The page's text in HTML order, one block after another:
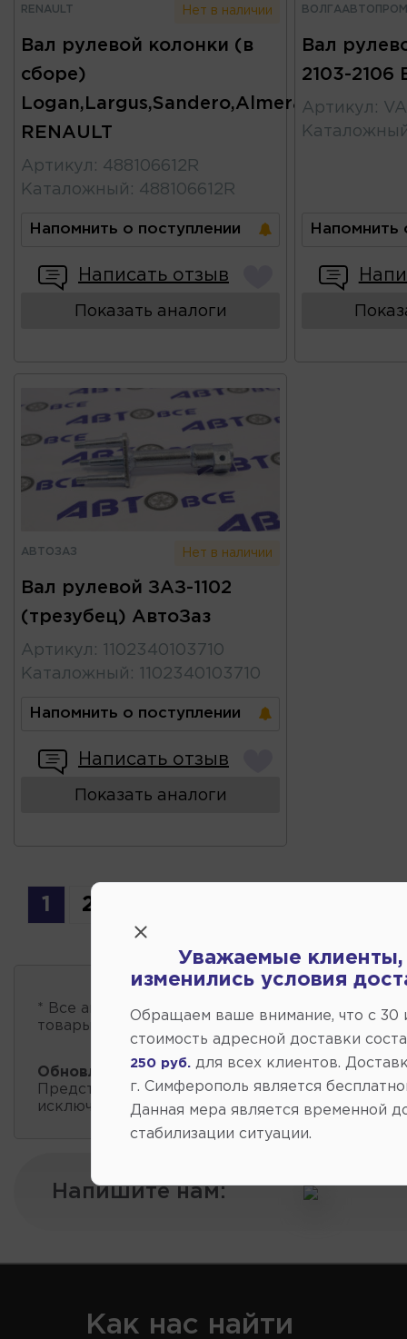
RENAULT Нет в наличии
Вал рулевой колонки (в
сборе)
Logan,Largus,Sandero,Almera
RENAULT
Артикул : 488106612R
Каталожный : 488106612R
Напомнить о поступлении
Написать отзыв
Показать аналоги
ВОЛГААВТОПРОМ
Вал
2103-2106
Артикул :
Напомнить
АВТОЗАЗ Нет в наличии
Вал рулевой ЗАЗ-1102
(трезубец) АвтоЗаз
Артикул :
1102340103710
Каталожный : 1102340103710
Напомнить о поступлении
Написать отзыв
Показать аналоги
1 2
* Все автозапчасти
,
товары проходит несколько раз в сутки.
Обновление остатков и цен:
10:40 2026-08-08
Представленные данные о запчастях на этой
исключительно информационный характер.
Напишите нам:
Как нас найти
Уважаемые клиенты,
изменились условия
Обращаем ваше внимание, что c 30
стоимость адресной доставки
250 руб.
для всех клиентов.
г. Симферополь является
Данная мера является временной
стабилизации ситуации.